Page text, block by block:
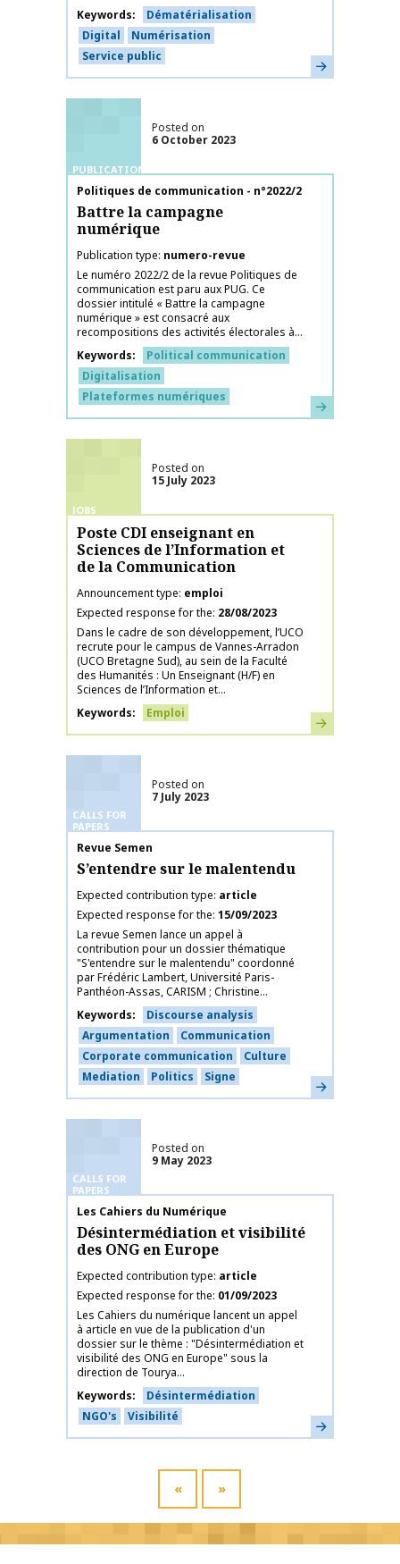
Keywords
Dématérialisation
Digital
Numérisation
Service public
Learn more
PUBLICATIONS
Posted on
6 October 2023
Publication name
Politiques de communication - n°2022/2
Battre la campagne
numérique
Publication type numero-revue
Le numéro 2022/2 de la revue Politiques de
communication est paru aux PUG. Ce
dossier intitulé « Battre la campagne
numérique » est consacré aux
recompositions des activités électorales à...
Keywords
Political communication
Digitalisation
Plateformes numériques
Learn more
JOBS
Posted on
15 July 2023
Poste CDI enseignant en
Sciences de l’Information et
de la Communication
Announcement type emploi
Expected response for the 28/08/2023
Dans le cadre de son développement, l’UCO
recrute pour le campus de Vannes-Arradon
(UCO Bretagne Sud), au sein de la Faculté
des Humanités : Un Enseignant (H/F) en
Sciences de l’Information et...
Keywords
Emploi Learn more
CALLS FOR
PAPERS
Posted on
7 July 2023
Publication name
Revue Semen
S’entendre sur le malentendu
Expected contribution type article
Expected response for the 15/09/2023
La revue Semen lance un appel à
contribution pour un dossier thématique
"S'entendre sur le malentendu" coordonné
par Frédéric Lambert, Université Paris-
Panthéon-Assas, CARISM ; Christine...
Keywords
Discourse analysis
Argumentation
Communication
Corporate communication
Culture
Mediation
Politics Signe Learn more
CALLS FOR
PAPERS
Posted on
9 May 2023
Publication name
Les Cahiers du Numérique
Désintermédiation et visibilité
des ONG en Europe
Expected contribution type article
Expected response for the 01/09/2023
Les Cahiers du numérique lancent un appel
à article en vue de la publication d'un
dossier sur le thème : "Désintermédiation et
visibilité des ONG en Europe" sous la
direction de Tourya...
Keywords
Désintermédiation
NGO's
Visibilité Learn more
« »